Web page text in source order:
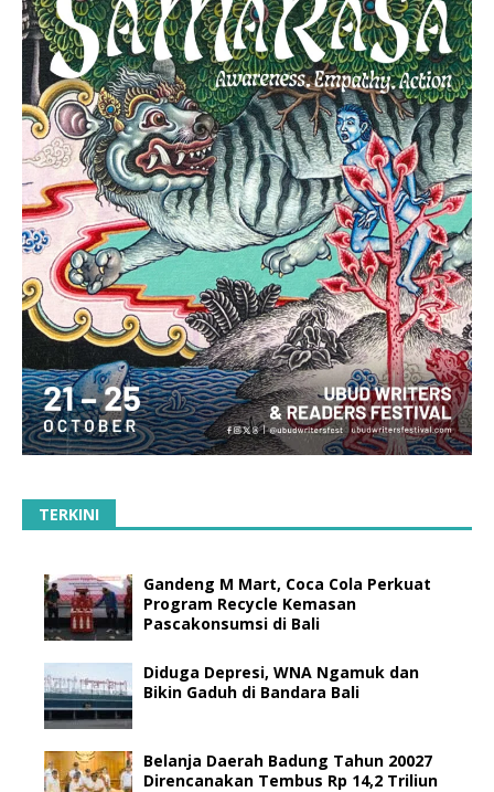
TERKINI
Gandeng M Mart, Coca Cola Perkuat
Program Recycle Kemasan
Pascakonsumsi di Bali
Diduga Depresi, WNA Ngamuk dan
Bikin Gaduh di Bandara Bali
Belanja Daerah Badung Tahun 20027
Direncanakan Tembus Rp 14,2 Triliun